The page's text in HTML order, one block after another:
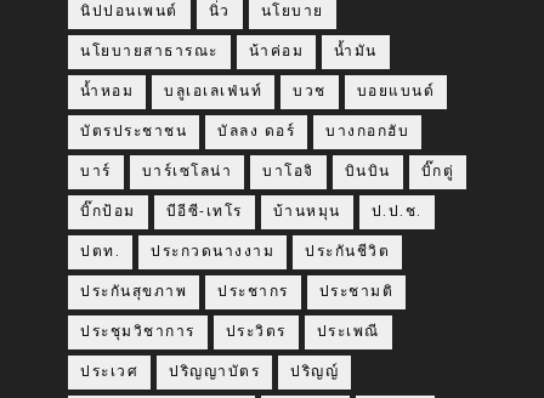
นิปปอนเพนต์ นิ่ว นโยบาย
นโยบายสาธารณะ น้าค่อม น้ำมัน
น้ำหอม บลูเอเลเฟ่นท์ บวช บอยแบนด์
บัตรประชาชน บัลลง ดอร์ บางกอกฮับ
บาร์ บาร์เซโลน่า บาโอจิ บินบิน บิ๊กตู่
บิ๊กป้อม บีอีซี-เทโร บ้านหมุน ป.ป.ช.
ปตท. ประกวดนางงาม ประกันชีวิต
ประกันสุขภาพ ประชากร ประชามติ
ประชุมวิชาการ ประวิตร ประเพณี
ประเวศ ปริญญาบัตร ปริญญ์